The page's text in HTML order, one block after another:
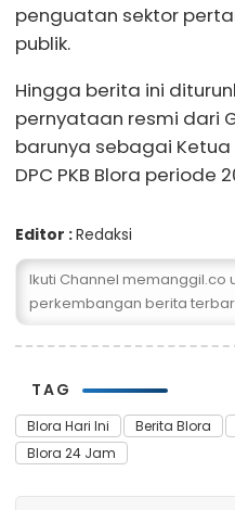
penguatan sektor
publik.
Hingga berita ini
pernyataan resmi dari
barunya sebagai
DPC PKB Blora periode
Editor :Redaksi
Ikuti Channel memanggil.co
perkembangan berita
TAG
Blora Hari Ini Berita Blora
Blora 24 Jam